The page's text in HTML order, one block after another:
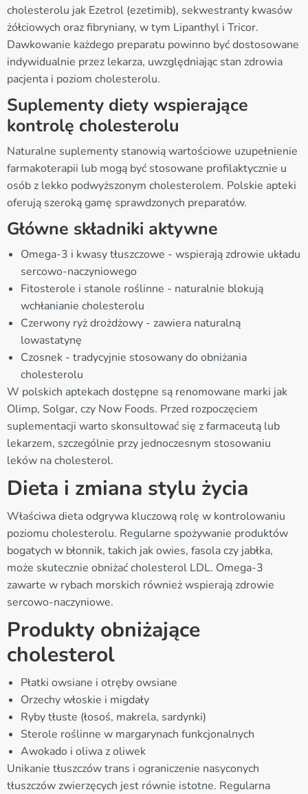
cholesterolu jak Ezetrol (ezetimib), sekwestranty kwasów
żółciowych oraz fibryniany, w tym Lipanthyl i Tricor.
Dawkowanie każdego preparatu powinno być dostosowane
indywidualnie przez lekarza, uwzględniając stan zdrowia
pacjenta i poziom cholesterolu.
Suplementy diety wspierające
kontrolę cholesterolu
Naturalne suplementy stanowią wartościowe uzupełnienie
farmakoterapii lub mogą być stosowane profilaktycznie u
osób z lekko podwyższonym cholesterolem. Polskie apteki
oferują szeroką gamę sprawdzonych preparatów.
Główne składniki aktywne
Omega-3 i kwasy tłuszczowe - wspierają zdrowie układu
sercowo-naczyniowego
Fitosterole i stanole roślinne - naturalnie blokują
wchłanianie cholesterolu
Czerwony ryż drożdżowy - zawiera naturalną
lowastatynę
Czosnek - tradycyjnie stosowany do obniżania
cholesterolu
W polskich aptekach dostępne są renomowane marki jak
Olimp, Solgar, czy Now Foods. Przed rozpoczęciem
suplementacji warto skonsultować się z farmaceutą lub
lekarzem, szczególnie przy jednoczesnym stosowaniu
leków na cholesterol.
Dieta i zmiana stylu życia
Właściwa dieta odgrywa kluczową rolę w kontrolowaniu
poziomu cholesterolu. Regularne spożywanie produktów
bogatych w błonnik, takich jak owies, fasola czy jabłka,
może skutecznie obniżać cholesterol LDL. Omega-3
zawarte w rybach morskich również wspierają zdrowie
sercowo-naczyniowe.
Produkty obniżające
cholesterol
Płatki owsiane i otręby owsiane
Orzechy włoskie i migdały
Ryby tłuste (łosoś, makrela, sardynki)
Sterole roślinne w margarynach funkcjonalnych
Awokado i oliwa z oliwek
Unikanie tłuszczów trans i ograniczenie nasyconych
tłuszczów zwierzęcych jest równie istotne. Regularna